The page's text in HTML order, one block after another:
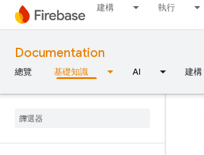
建構 執行
Documentation
總覽 基礎知識 AI 建構